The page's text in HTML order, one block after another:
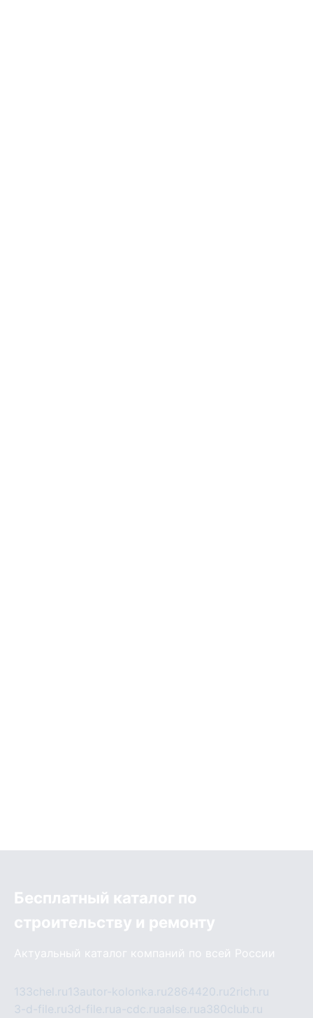
Бесплатный каталог по
строительству и ремонту
Актуальный каталог компаний по всей России
133chel.ru13autor-kolonka.ru2864420.ru2rich.ru
3-d-file.ru3d-file.rua-cdc.ruaalse.rua380club.ru